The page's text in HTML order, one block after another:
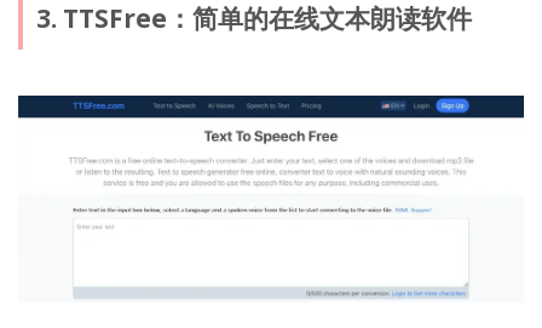
3. TTSFree：简单的在线文本朗读软件